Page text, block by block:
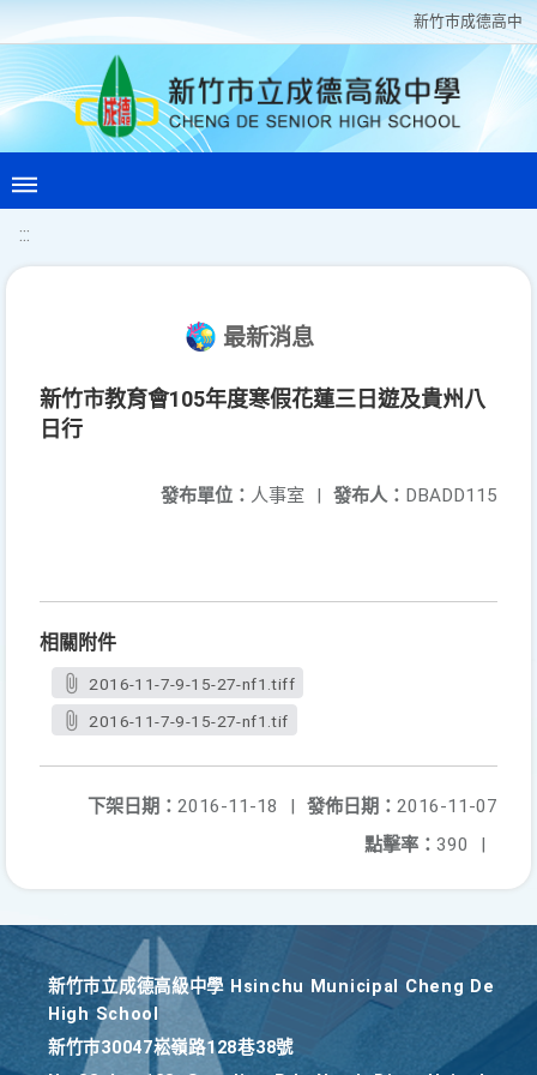
新竹巿成德高中
:::
最新消息
新竹市教育會105年度寒假花蓮三日遊及貴州八
日行
發布人： DBADD115
發布單位： 人事室 |
相關附件
2016-11-7-9-15-27-nf1.tiff
2016-11-7-9-15-27-nf1.tif
發佈日期： 2016-11-07
下架日期： 2016-11-18
|
點擊率： 390 |
新竹巿立成德高級中學 Hsinchu Municipal Cheng De
High School
新竹巿30047崧嶺路128巷38號